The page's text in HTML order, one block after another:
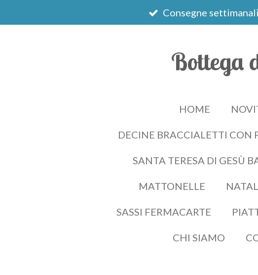
al
Consegne settimanali
Bottega
HOME
DECINE BRACCIALETTI CON
SANTA TERESA DI GESÙ
MATTONELLE
SASSI FERMACARTE
CHI SIAMO